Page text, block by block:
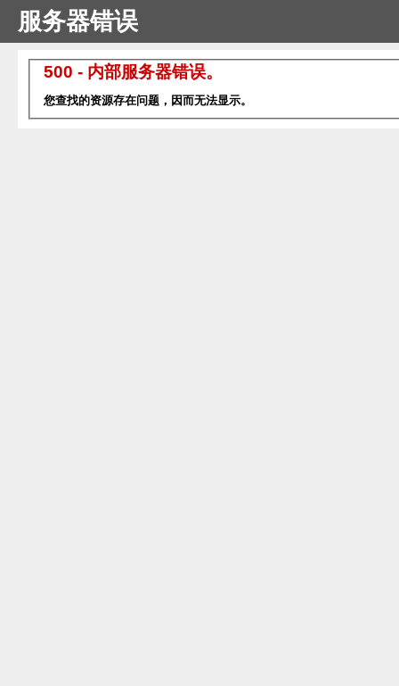
服务器错误
500 - 内部服务器错误。
您查找的资源存在问题，因而无法显示。